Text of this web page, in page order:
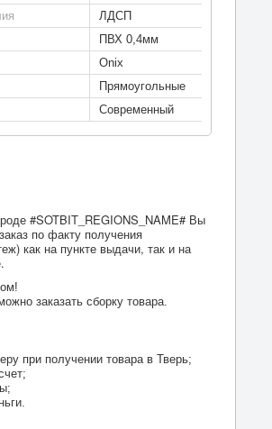
ЛДСП
ПВХ 0,4мм
Onix
Прямоугольные
Современный
#SOTBIT_REGIONS_NAME# Вы
по факту получения
как на пункте выдачи, так и на
заказать сборку товара.
при получении товара в Тверь;